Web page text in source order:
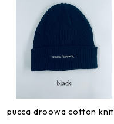
pucca droowa cotton knit